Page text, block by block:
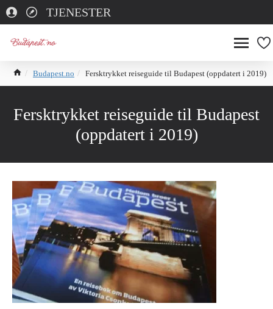
TJENESTER
Budapest.no Fersktrykket reiseguide til Budapest (oppdatert i 2019)
Fersktrykket reiseguide til Budapest
(oppdatert i 2019)